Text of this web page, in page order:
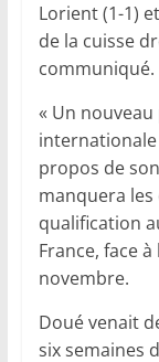
Lorient (1-1)
de la cuisse
communiqué.
« Un
propos de
manquera
qualification
France, face à
novembre.
Doué venait
six semaines